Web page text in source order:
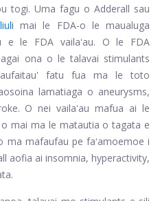
togi. Uma fagu o Adderall sau
mai le FDA-o le maualuga
le FDA vailaʻau. O le FDA
ona o le talavai stimulants
fatu fua ma le toto
lamatiaga o aneurysms,
O nei vailaʻau mafua ai le
mai ma le matautia o tagata e
ma mafaufau pe faʻamoemoe i
aofia ai insomnia, hyperactivity,